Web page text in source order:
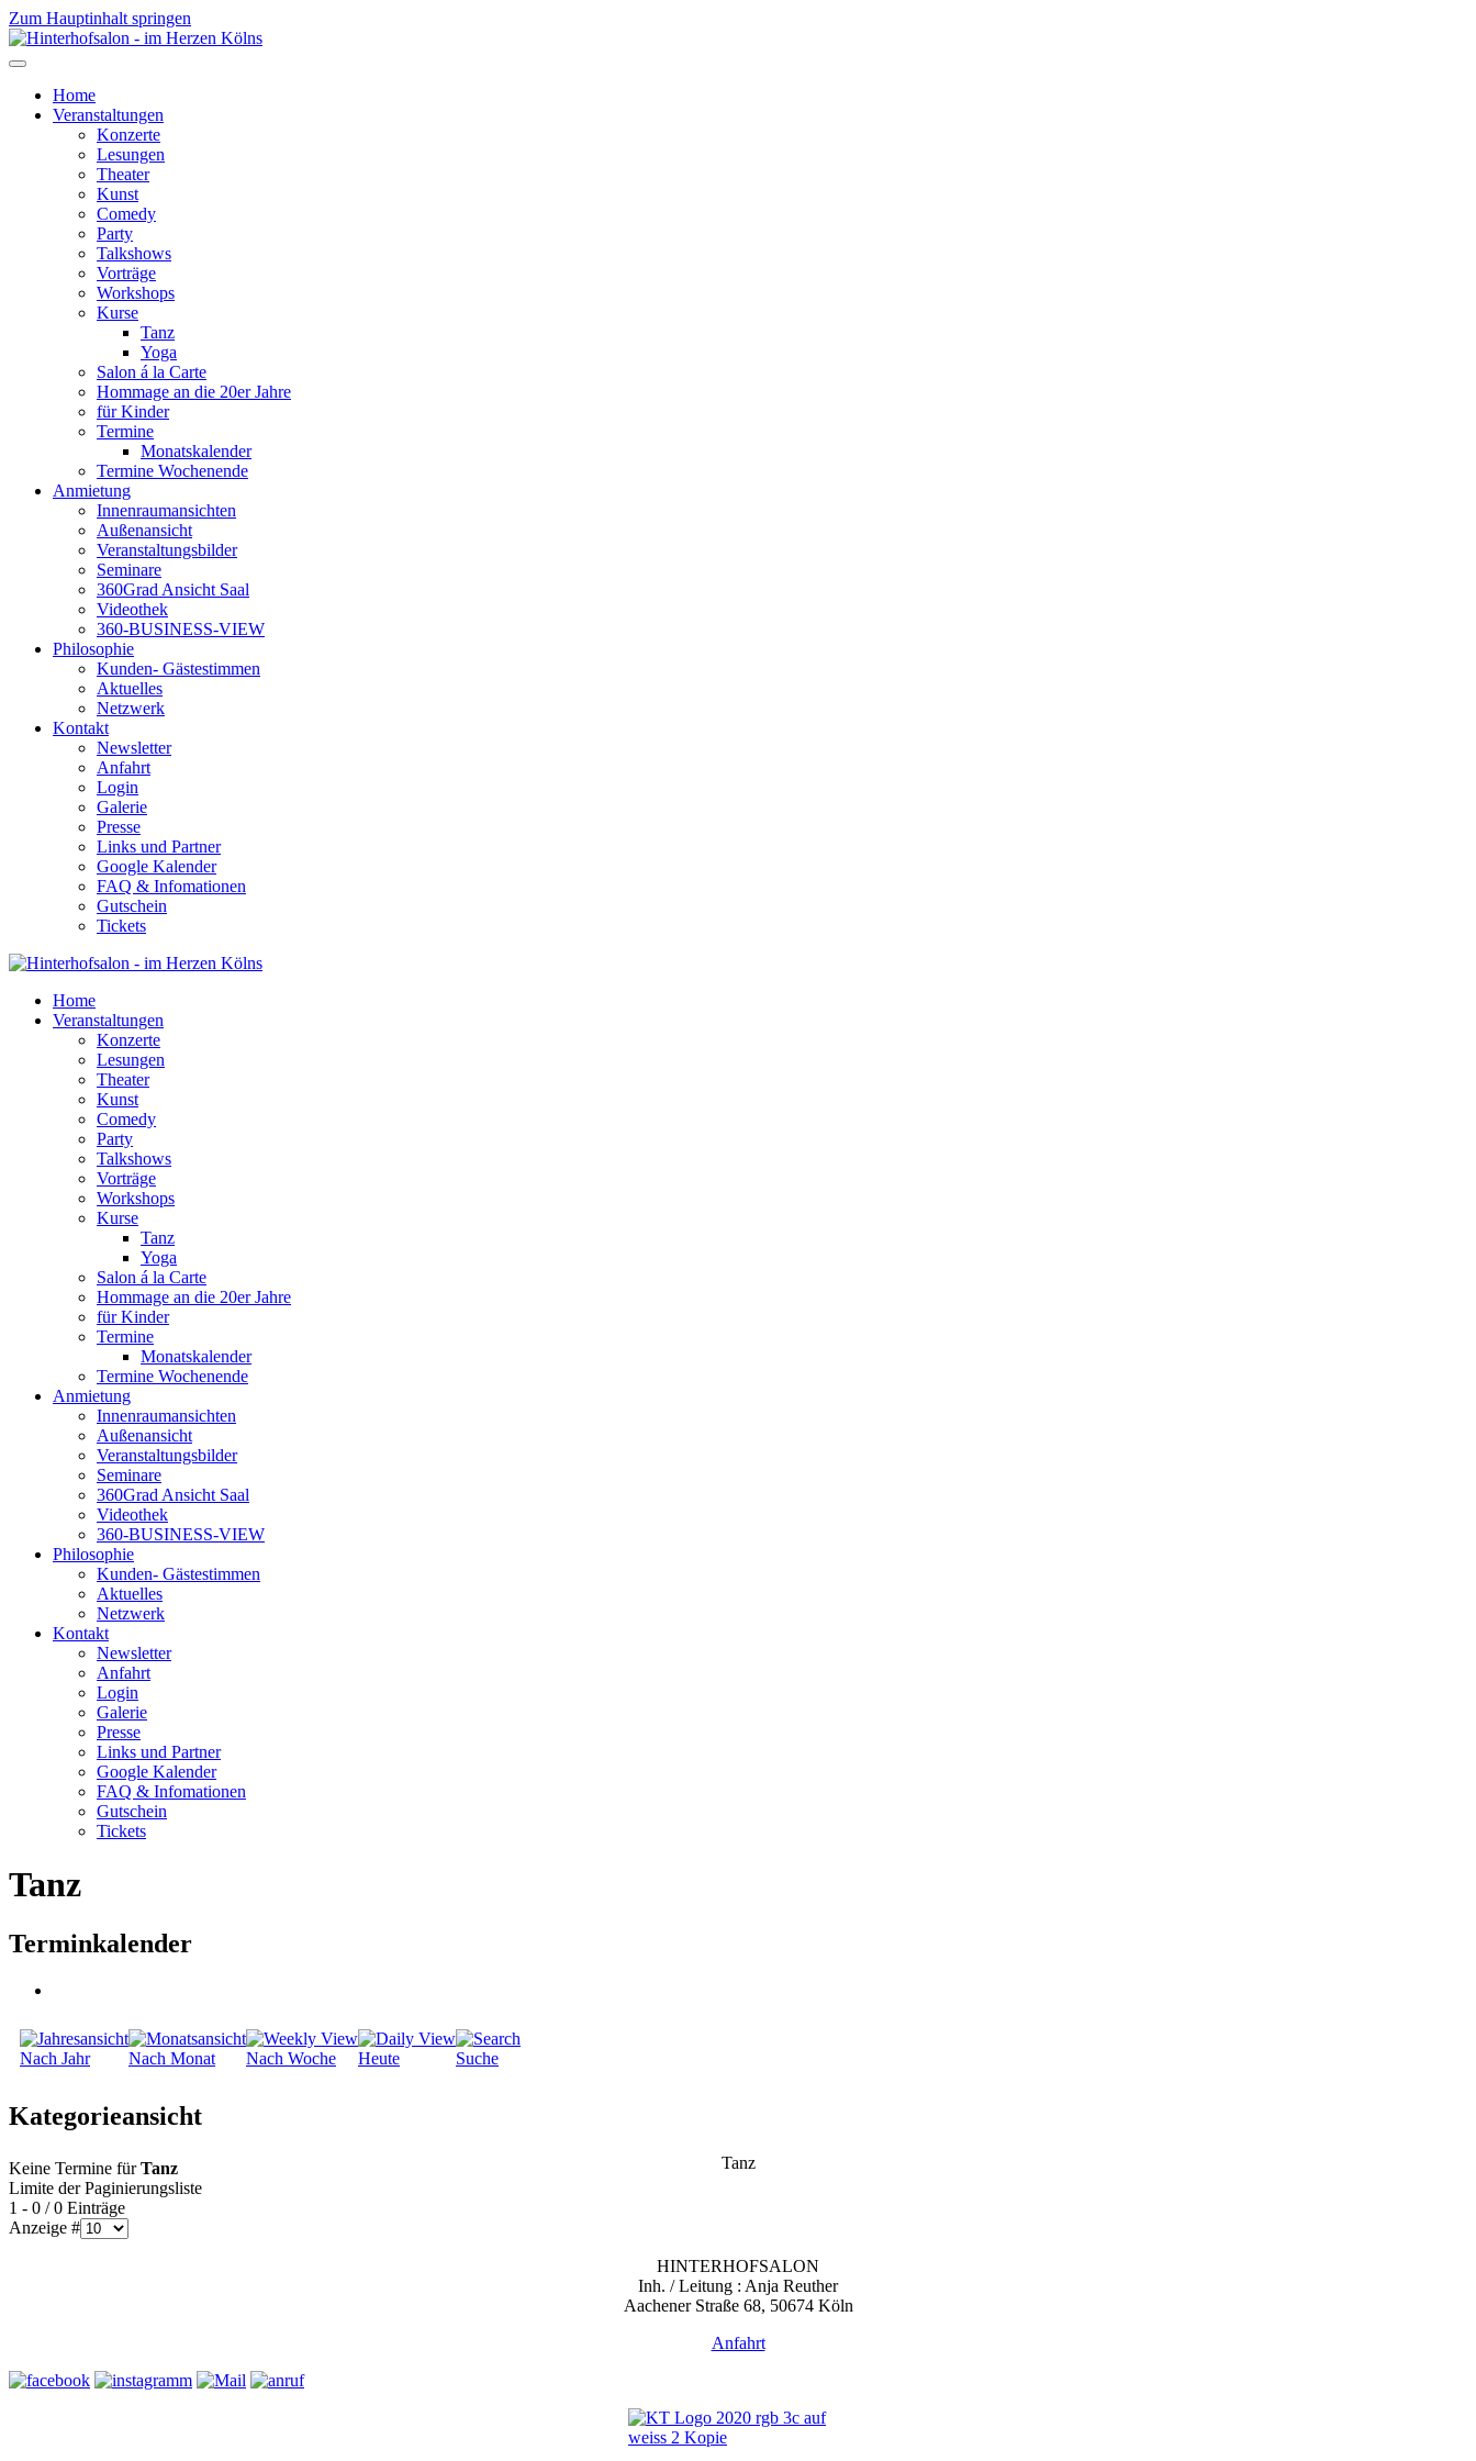
Zum Hauptinhalt springen
Home
Veranstaltungen
Konzerte
Lesungen
Theater
Kunst
Comedy
Party
Talkshows
Vorträge
Workshops
Kurse
Tanz
Yoga
Salon á la Carte
Hommage an die 20er Jahre
für Kinder
Termine
Monatskalender
Termine Wochenende
Anmietung
Innenraumansichten
Außenansicht
Veranstaltungsbilder
Seminare
360Grad Ansicht Saal
Videothek
360-BUSINESS-VIEW
Philosophie
Kunden- Gästestimmen
Aktuelles
Netzwerk
Kontakt
Newsletter
Anfahrt
Login
Galerie
Presse
Links und Partner
Google Kalender
FAQ & Infomationen
Gutschein
Tickets
Home
Veranstaltungen
Konzerte
Lesungen
Theater
Kunst
Comedy
Party
Talkshows
Vorträge
Workshops
Kurse
Tanz
Yoga
Salon á la Carte
Hommage an die 20er Jahre
für Kinder
Termine
Monatskalender
Termine Wochenende
Anmietung
Innenraumansichten
Außenansicht
Veranstaltungsbilder
Seminare
360Grad Ansicht Saal
Videothek
360-BUSINESS-VIEW
Philosophie
Kunden- Gästestimmen
Aktuelles
Netzwerk
Kontakt
Newsletter
Anfahrt
Login
Galerie
Presse
Links und Partner
Google Kalender
FAQ & Infomationen
Gutschein
Tickets
Tanz
Terminkalender
Nach Jahr Nach Monat Nach Woche Heute Suche
Kategorieansicht
Tanz
Keine Termine fürTanz
Limite der Paginierungsliste
1 - 0 / 0 Einträge
Anzeige #
HINTERHOFSALON
Inh. / Leitung : Anja Reuther
Aachener Straße 68, 50674 Köln
Anfahrt